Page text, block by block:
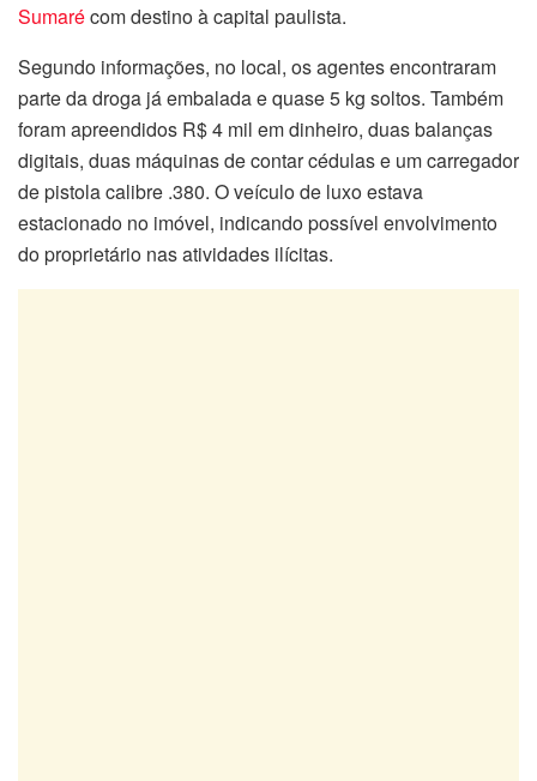
Sumarécom destino à capital paulista.​
Segundo informações, no local, os agentes encontraram
parte da droga já embalada e quase 5 kg soltos. Também
foram apreendidos R$ 4 mil em dinheiro, duas balanças
digitais, duas máquinas de contar cédulas e um carregador
de pistola calibre .380. O veículo de luxo estava
estacionado no imóvel, indicando possível envolvimento
do proprietário nas atividades ilícitas.​